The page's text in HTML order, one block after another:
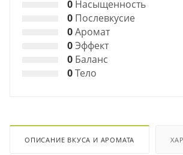
0 Насыщенность
0 Послевкусие
0Аромат
0Эффект
0 Баланс
0Тело
ОПИСАНИЕ ВКУСА И АРОМАТА